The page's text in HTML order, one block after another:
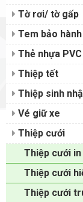
Tờ rơi/ tờ gấp
Tem bảo hành
Thẻ nhựa
Thiệp tết
Thiệp sinh
Vé giữ xe
Thiệp cưới
Thiệp cưới in
Thiệp cưới
Thiệp cưới